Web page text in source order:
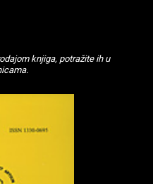
knjiga, potražite ih u